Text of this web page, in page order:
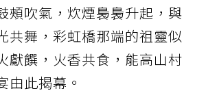
頰吹氣，炊煙裊裊升起，與
共舞，彩虹橋那端的祖靈似
饌，火香共食，能高山村
由此揭幕。